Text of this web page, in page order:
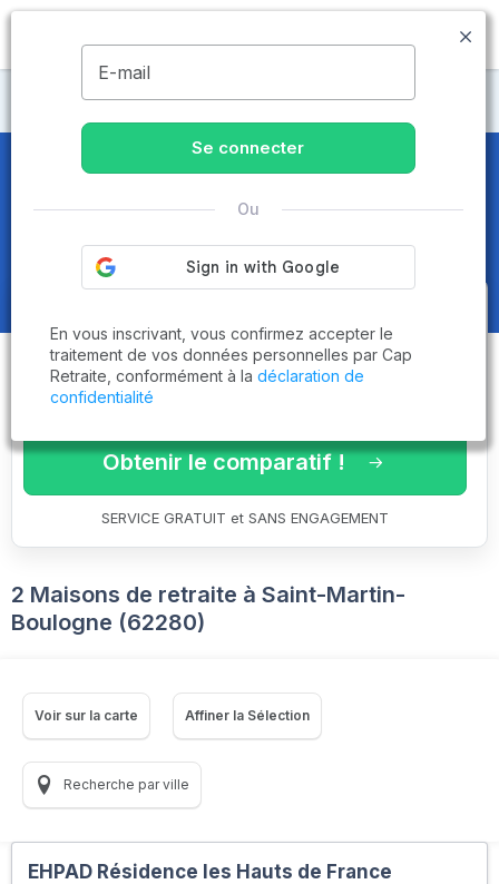
MENU
Maisons de retraite Pas-de-Calais
Maisons de retraite et EHPAD
Saint-Martin-Boulogne (62280)
Obtenez le
comparatif des
établissementsadaptés à vos
critères en 3 minutes !
Obtenir le comparatif !
SERVICE GRATUIT et SANS ENGAGEMENT
2 Maisons de retraite à Saint-Martin-
Boulogne (62280)
Voir sur la carte Affiner la Sélection
Recherche par ville
EHPAD Résidence les Hauts de France
E-mail
Se connecter
Ou
En vous inscrivant, vous confirmez accepter le
traitement de vos données personnelles par Cap
Retraite, conformément à la déclaration de
confidentialité